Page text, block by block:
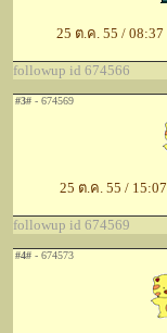
25 ต.ค. 55 / 08:37
followup id 674566
#3# - 674569
25 ต.ค. 55 / 15:07
followup id 674569
#4# - 674573